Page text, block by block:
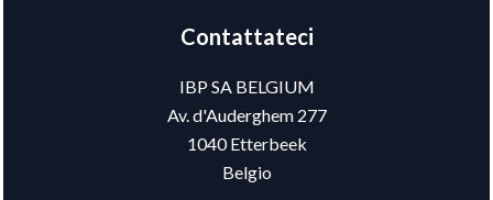
Contattateci
IBP SA BELGIUM
Av. d'Auderghem 277
1040Etterbeek
Belgio